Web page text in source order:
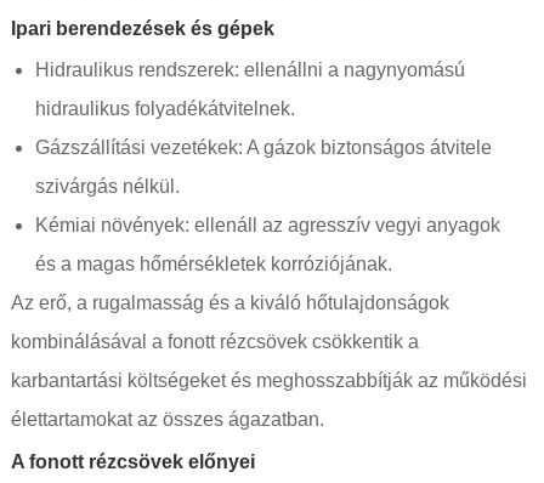
Ipari berendezések és gépek
Hidraulikus rendszerek: ellenállni a nagynyomású
hidraulikus folyadékátvitelnek.
Gázszállítási vezetékek: A gázok biztonságos átvitele
szivárgás nélkül.
Kémiai növények: ellenáll az agresszív vegyi anyagok
és a magas hőmérsékletek korróziójának.
Az erő, a rugalmasság és a kiváló hőtulajdonságok
kombinálásával a fonott rézcsövek csökkentik a
karbantartási költségeket és meghosszabbítják az működési
élettartamokat az összes ágazatban.
A fonott rézcsövek előnyei